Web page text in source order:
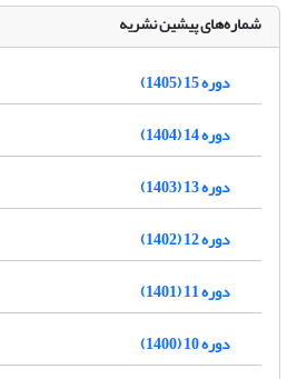
شماره‌های پیشین نشریه
دوره 15 (1405)
دوره 14 (1404)
دوره 13 (1403)
دوره 12 (1402)
دوره 11 (1401)
دوره 10 (1400)